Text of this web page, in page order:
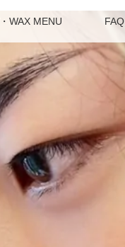
WAX MENU FAQ